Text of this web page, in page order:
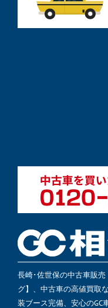
長崎･佐世保の中古車販
グ】、中古車の高値買取
装ブース完備、安心のGC